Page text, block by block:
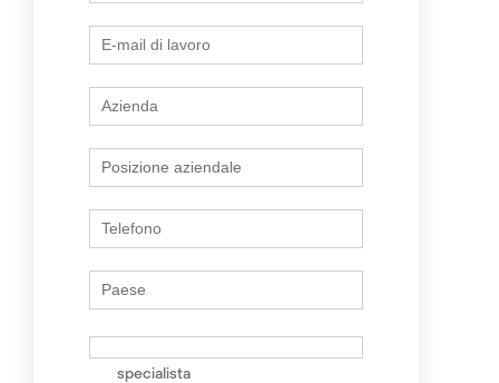
specialista